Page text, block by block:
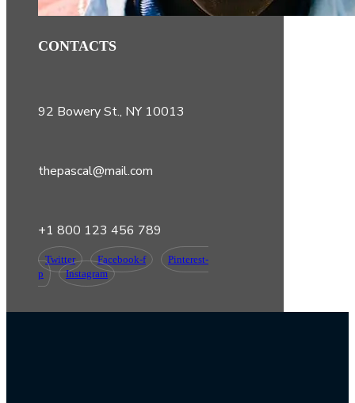
CONTACTS
92 Bowery St., NY 10013
thepascal@mail.com
+1 800 123 456 789
Twitter Facebook-f
Pinterest-
p
Instagram